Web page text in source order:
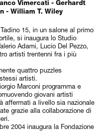
Vimercati - Gerhardt
- William T. Wiley
15, in un salone al primo
si inaugura lo Studio
Adami, Lucio Del Pezzo,
artisti trentenni fra i più
quattro puzzles
artisti.
Marconi programma e
giovani artisti
affermati a livello sia nazionale
grazie alla collaborazione di
2004 inaugura la Fondazione